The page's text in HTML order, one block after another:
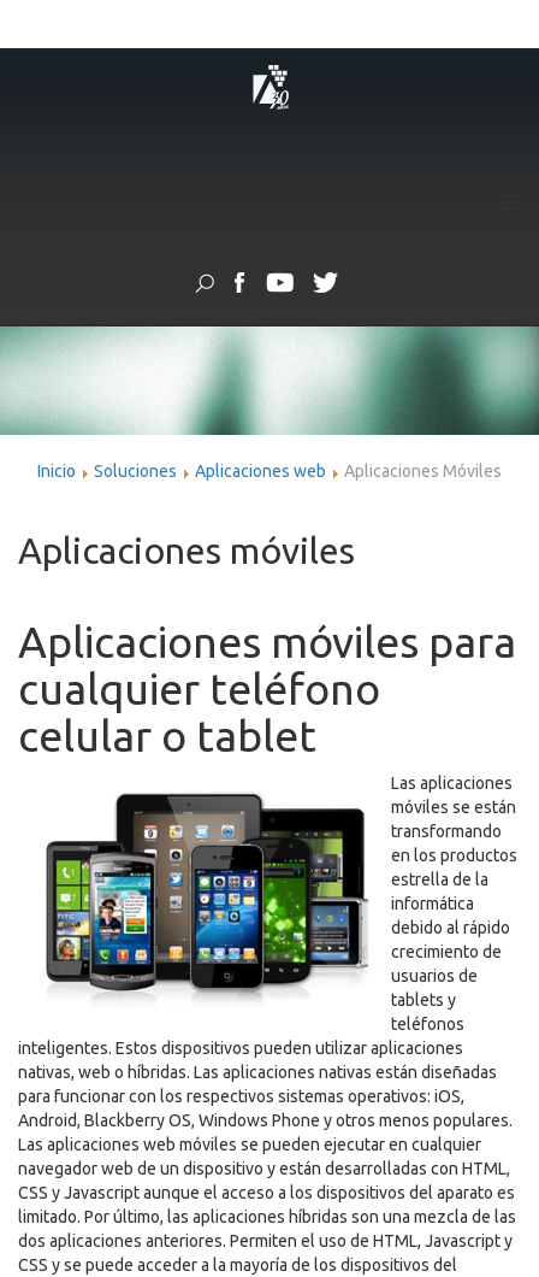
Inicio Soluciones Aplicaciones web Aplicaciones Móviles
Aplicaciones móviles
Aplicaciones móviles para
cualquier teléfono
celular o tablet
Las aplicaciones
móviles se están
transformando
en los productos
estrella de la
informática
debido al rápido
crecimiento de
usuarios de
tablets y
teléfonos
inteligentes. Estos dispositivos pueden utilizar aplicaciones
nativas, web o híbridas. Las aplicaciones nativas están diseñadas
para funcionar con los respectivos sistemas operativos: iOS,
Android, Blackberry OS, Windows Phone y otros menos populares.
Las aplicaciones web móviles se pueden ejecutar en cualquier
navegador web de un dispositivo y están desarrolladas con HTML,
CSS y Javascript aunque el acceso a los dispositivos del aparato es
limitado. Por último, las aplicaciones híbridas son una mezcla de las
dos aplicaciones anteriores. Permiten el uso de HTML, Javascript y
CSS y se puede acceder a la mayoría de los dispositivos del